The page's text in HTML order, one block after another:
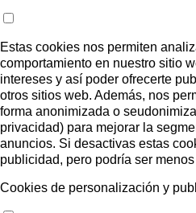
Estas cookies nos permiten
comportamiento en nuestro sitio
intereses y así poder ofrecerte
otros sitios web. Además, nos
forma anonimizada o
privacidad) para mejorar la
anuncios. Si desactivas estas
publicidad, pero podría ser
Cookies de personalización y